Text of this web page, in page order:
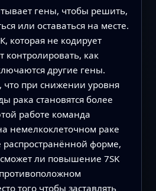
гены, чтобы решить,
или оставаться на месте.
которая не кодирует
контролировать, как
другие гены.
при снижении уровня
рака становятся более
работе команда
немелкоклеточном раке
распространённой форме,
ли повышение 7SK
того чтобы заставлять